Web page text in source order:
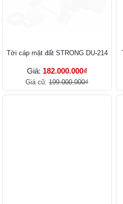
Tời cáp mặt đất STRONG DU-214
Giá: 182.000.000₫
Giá cũ: 199.000.000₫